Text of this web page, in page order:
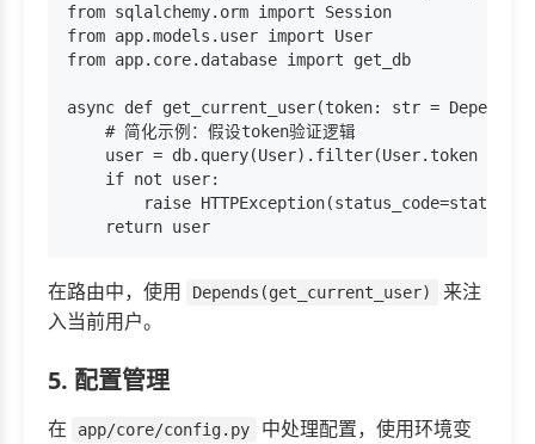
from sqlalchemy.orm import Session
from app.models.user import User
from app.core.database import get_db
async def get_current_user(token: str =
    # 简化示例：假设token验证逻辑
user = db.query(User).filter(User.token ==
    if not user:
raise
在路由中，使用 Depends(get_current_user)
来注
入当前用户。
5. 配置管理
在 app/core/config.py
中处理配置，使用环境变